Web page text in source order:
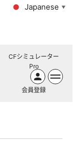
Japanese ▼
CFシミュレーター
Pro
会員登録